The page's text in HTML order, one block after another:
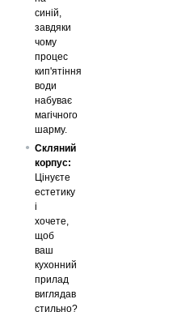
синій,
завдяки
чому
процес
кип'ятіння
води
набуває
магічного
шарму.
Скляний
корпус:
Цінуєте
естетику
і
хочете,
щоб
ваш
кухонний
прилад
виглядав
стильно?